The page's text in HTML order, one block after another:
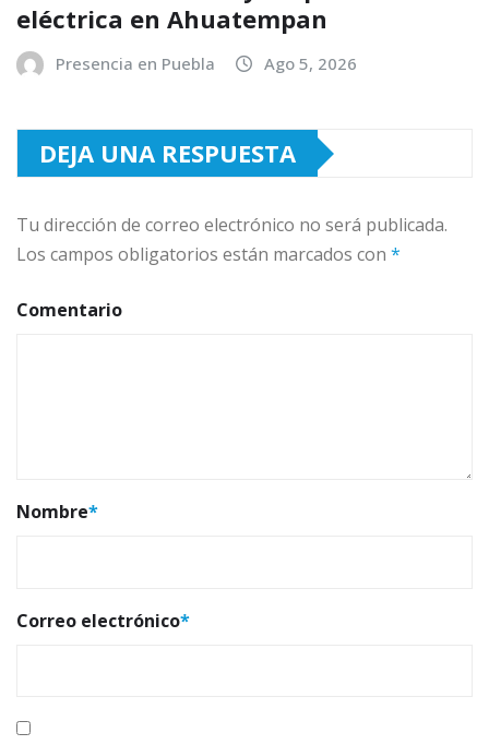
eléctrica en Ahuatempan
Presencia en Puebla Ago 5, 2026
DEJA UNA RESPUESTA
Tu dirección de correo electrónico no será publicada.
Los campos obligatorios están marcados con *
Comentario
Nombre*
Correo electrónico*